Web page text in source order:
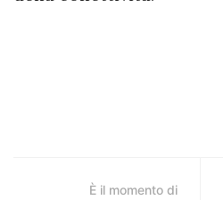
È il momento di